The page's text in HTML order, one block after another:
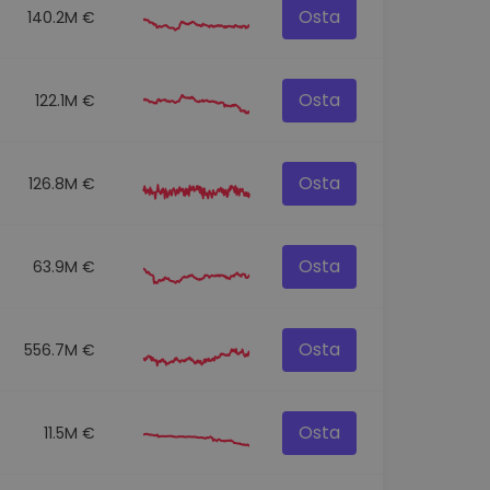
140.2M € Osta
122.1M € Osta
126.8M € Osta
63.9M € Osta
556.7M € Osta
11.5M € Osta